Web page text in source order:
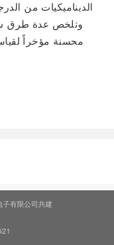
الديناميكيات من
وتلخص عدة طرق
محسنة مؤخراً
有限公司共建